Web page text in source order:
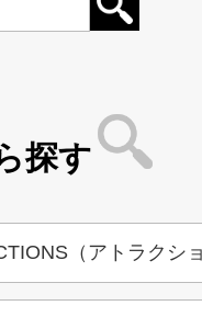
探す
（アトラクシ